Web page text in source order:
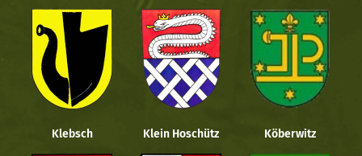
Klebsch Klein Hoschütz Köberwitz